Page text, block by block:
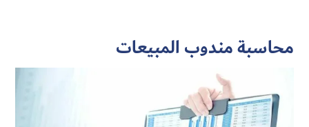
محاسبة مندوب المبيعات